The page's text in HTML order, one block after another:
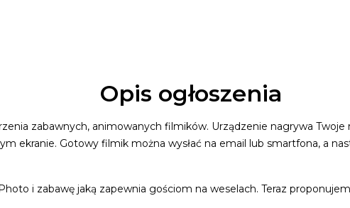
Opis ogłoszenia
zabawnych, animowanych filmików. Urządzenie nagrywa
ekranie. Gotowy filmik można wysłać na email lub smartfona, a
i zabawę jaką zapewnia gościom na weselach. Teraz